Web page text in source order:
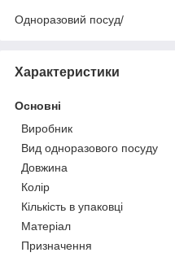
Одноразовий посуд/
Характеристики
Основні
Виробник
Вид одноразового посуду
Довжина
Колір
Кількість в упаковці
Матеріал
Призначення